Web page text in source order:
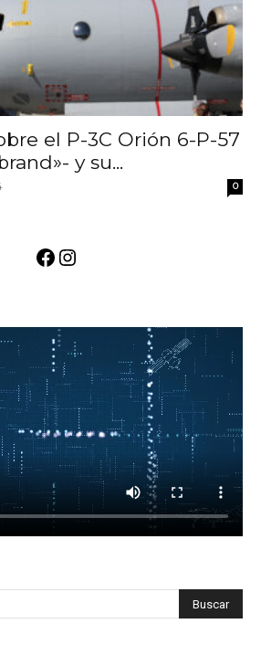
el P-3C Orión 6-P-57
y su...
0
Facebook
Instagram